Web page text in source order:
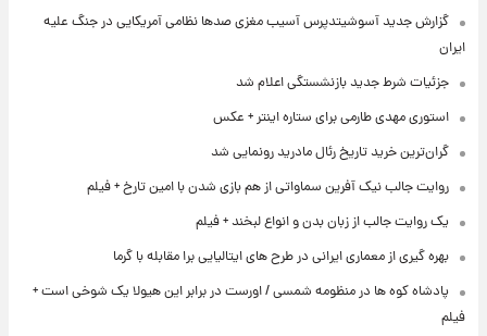
گزارش جدید آسوشیتدپرس آسیب مغزی صدها نظامی آمریکایی در جنگ علیه
ایران
جزئیات شرط جدید بازنشستگی اعلام شد
استوری مهدی طارمی برای ستاره اینتر + عکس
گران‌ترین خرید تاریخ رئال مادرید رونمایی شد
روایت جالب نیک آفرین سماواتی از هم بازی شدن با امین تارخ + فیلم
یک روایت جالب از زبان بدن و انواع لبخند + فیلم
بهره گیری از معماری ایرانی در طرح های ایتالیایی برا مقابله با گرما
پادشاه کوه ها در منظومه شمسی / اورست در برابر این هیولا یک شوخی است +
فیلم